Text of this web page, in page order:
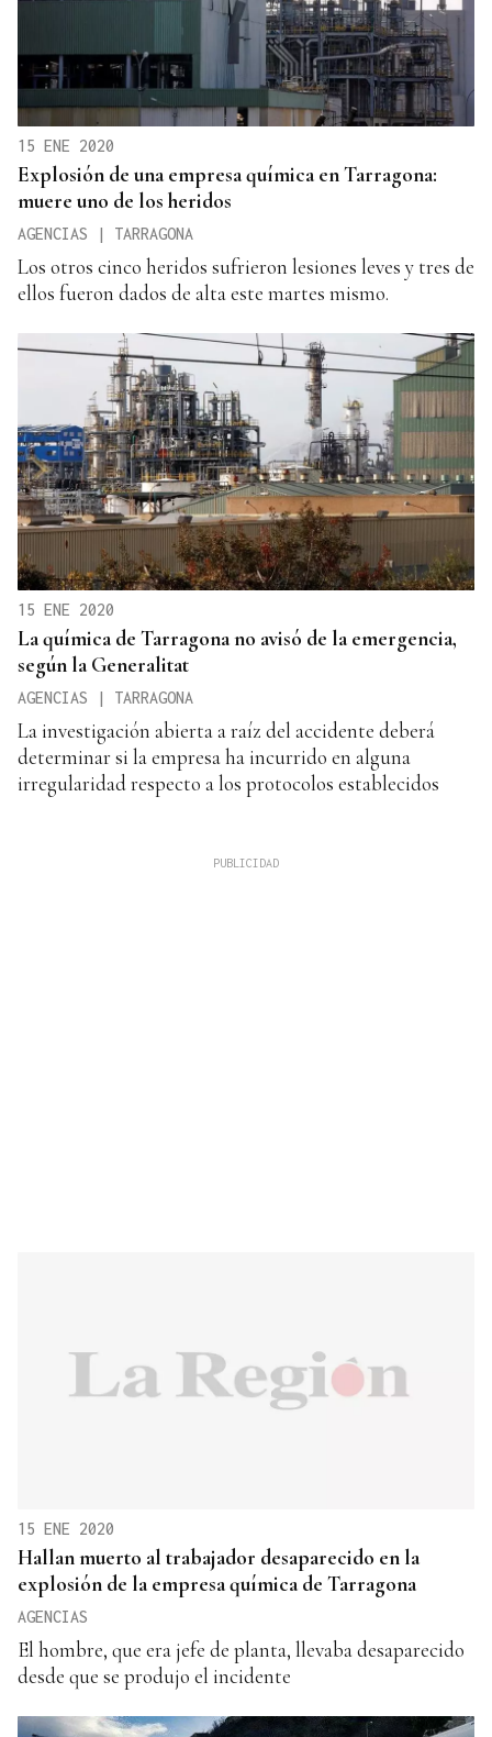
15 ENE 2020
Explosión de una empresa química en Tarragona:
muere uno de los heridos
AGENCIAS | TARRAGONA
Los otros cinco heridos sufrieron lesiones leves y tres de
ellos fueron dados de alta este martes mismo.
15 ENE 2020
La química de Tarragona no avisó de la emergencia,
según la Generalitat
AGENCIAS | TARRAGONA
La investigación abierta a raíz del accidente deberá
determinar si la empresa ha incurrido en alguna
irregularidad respecto a los protocolos establecidos
15 ENE 2020
Hallan muerto al trabajador desaparecido en la
explosión de la empresa química de Tarragona
AGENCIAS
El hombre, que era jefe de planta, llevaba desaparecido
desde que se produjo el incidente